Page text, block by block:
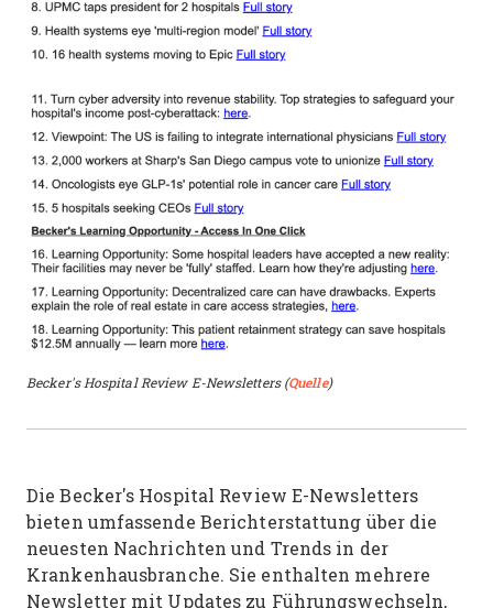
Becker's Hospital Review E-Newsletters (Quelle)
Die Becker's Hospital Review E-Newsletters
bieten umfassende Berichterstattung über die
neuesten Nachrichten und Trends in der
Krankenhausbranche. Sie enthalten mehrere
Newsletter mit Updates zu Führungswechseln,